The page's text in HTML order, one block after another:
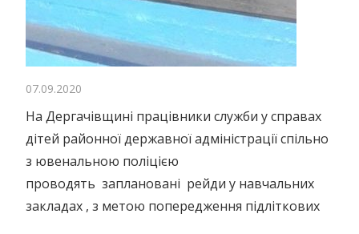
07.09.2020
На Дергачівщині працівники служби у справах
дітей районної державної адміністрації спільно
з ювенальною поліцією
проводять заплановані рейди у навчальних
закладах , з метою попередження підліткових